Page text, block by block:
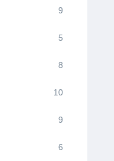
9
5
8
10
9
6